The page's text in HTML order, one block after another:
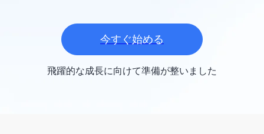
今すぐ始める
飛躍的な成長に向けて準備が整いました